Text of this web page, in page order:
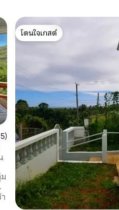
เฉลี่ย 5 จาก 5, 15 รีวิว
โดนใจเกสต์
โดนใจเกสต์